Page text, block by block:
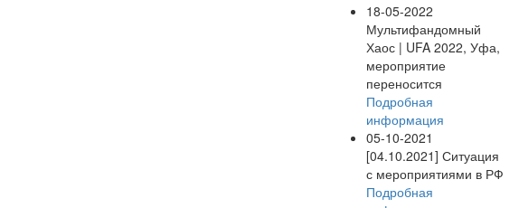
18-05-2022
Мультифандомный
Хаос | UFA 2022, Уфа,
мероприятие
переносится
Подробная
информация
05-10-2021
[04.10.2021] Ситуация
с мероприятиями в РФ
Подробная